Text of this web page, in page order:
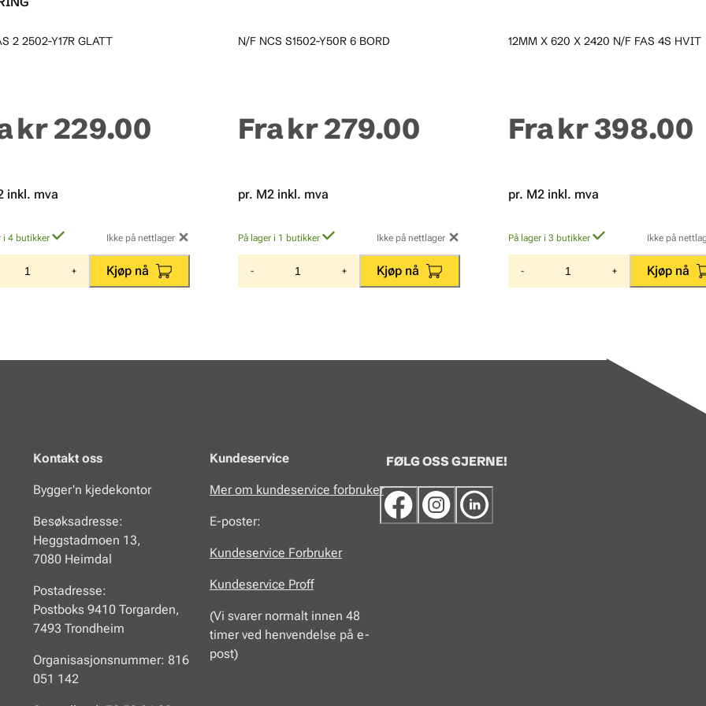
2 2502-Y17R GLATT
kr 229.00
inkl. mva
i 4 butikker Ikke på nettlager
+ Kjøp nå
N/F NCS S1502-Y50R 6 BORD
Frakr 279.00
pr. M2 inkl. mva
På lager i 1 butikker Ikke på nettlager
- + Kjøp nå
12MM X 620 X 2420 N/F FAS 4S HVIT
Frakr 398.00
pr. M2 inkl. mva
På lager i 3 butikker Ikke på
- + Kjøp nå
Kontakt oss
Bygger'n kjedekontor
Besøksadresse:
Heggstadmoen 13,
7080 Heimdal
Postadresse:
Postboks 9410 Torgarden,
7493 Trondheim
Organisasjonsnummer: 816
051 142
Kundeservice
Mer om kundeservice forbruker
E-poster:
Kundeservice Forbruker
Kundeservice Proff
(Vi svarer normalt innen 48
timer ved henvendelse på e-
post)
FØLG OSS GJERNE!